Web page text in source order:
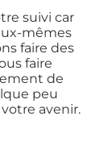
suivi car
mêmes
faire des
faire
de
peu
avenir.